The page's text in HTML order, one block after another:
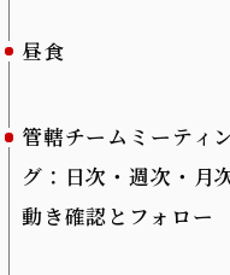
昼食
管轄チームミーティ
グ：日次・週次・月
動き確認とフォロー